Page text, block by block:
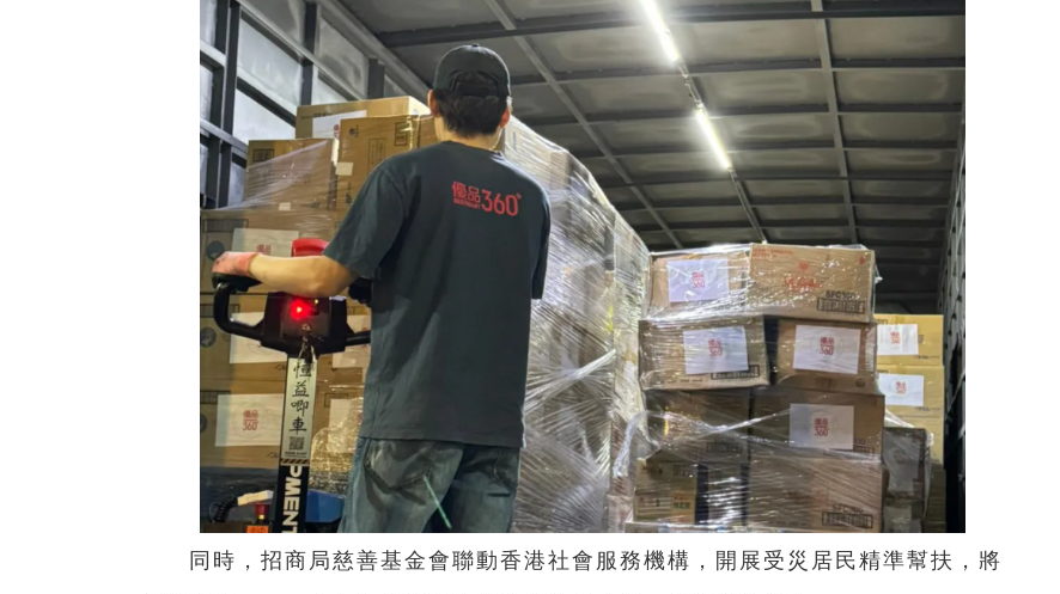
同時，招商局慈善基金會聯動香港社會服務機構，開展受災居民精準幫扶，將